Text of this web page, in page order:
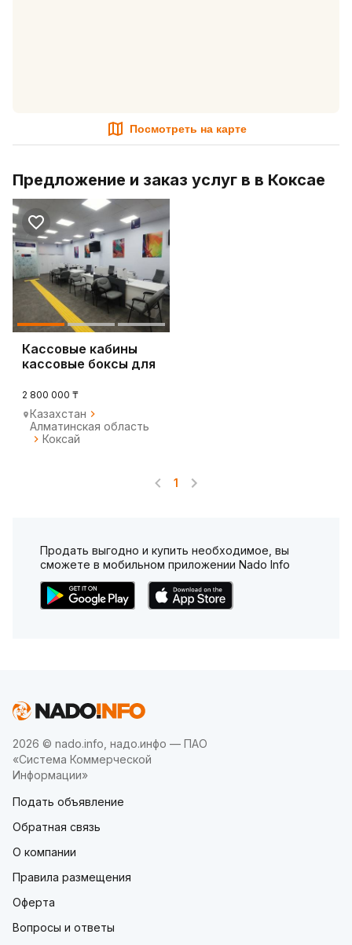
Посмотреть на карте
Предложение и заказ услуг в в Коксае
Кассовые кабины
кассовые боксы для
2 800 000 ₸
Казахстан
Алматинская область
Коксай
1
Продать выгодно и купить необходимое, вы
сможете в мобильном приложении Nado Info
2026 © nado.info, надо.инфо — ПАО
«Система Коммерческой
Информации»
Подать объявление
Обратная связь
О компании
Правила размещения
Оферта
Вопросы и ответы